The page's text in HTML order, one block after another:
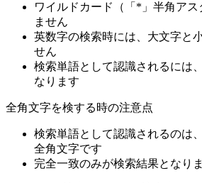
ワイルドカード（「*」半角アス
ません
英数字の検索時には、大文字と
せん
検索単語として認識されるには
なります
全角文字を検する時の注意点
検索単語として認識されるのは
全角文字です
完全一致のみが検索結果となり